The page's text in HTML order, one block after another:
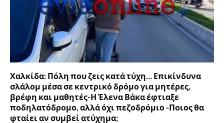
Χαλκίδα: Πόλη που ζεις κατά τύχη… Επικίνδυνα
σλάλομ μέσα σε κεντρικό δρόμο για μητέρες,
βρέφη και μαθητές-Η Έλενα Βάκα έφτιαξε
ποδηλατόδρομο, αλλά όχι πεζοδρόμιο -Ποιος θα
φταίει αν συμβεί ατύχημα;